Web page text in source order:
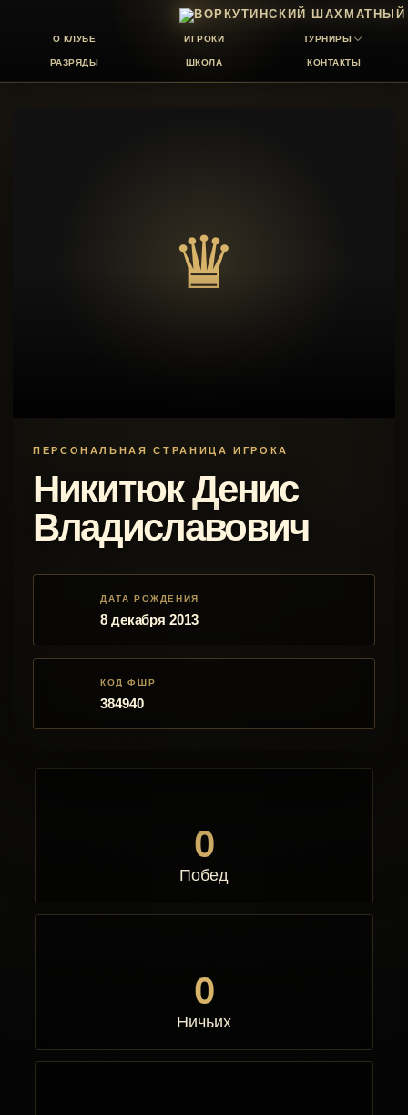
О КЛУБЕ ИГРОКИ ТУРНИРЫ
РАЗРЯДЫ ШКОЛА КОНТАКТЫ
♛
ПЕРСОНАЛЬНАЯ СТРАНИЦА ИГРОКА
Никитюк Денис
Владиславович
ДАТА РОЖДЕНИЯ
8 декабря 2013
КОД ФШР
384940
0
Побед
0
Ничьих